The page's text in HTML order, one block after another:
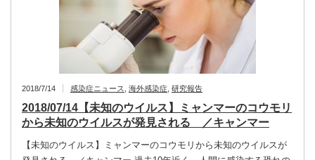
2018/7/14 感染症ニュース 海外感染症 研究報告
2018/07/14【未知のウイルス】ミャンマーのコウモリ
から未知のウイルスが発見される ／キャンマー
【未知のウイルス】ミャンマーのコウモリから未知のウイルスが